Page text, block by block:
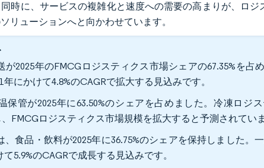
時に、サービスの複雑化と速度への需要の高まりが、ロジ
リューションへと向かわせています。
が2025年のFMCGロジスティクス市場シェアの67.35%を占
年にかけて4.8%のCAGRで拡大する見込みです。
保管が2025年に63.50%のシェアを占めました。冷凍ロジ
FMCGロジスティクス市場規模を拡大すると予測されていま
、食品・飲料が2025年に36.75%のシェアを保持しました。
5.9%のCAGRで成長する見込みです。